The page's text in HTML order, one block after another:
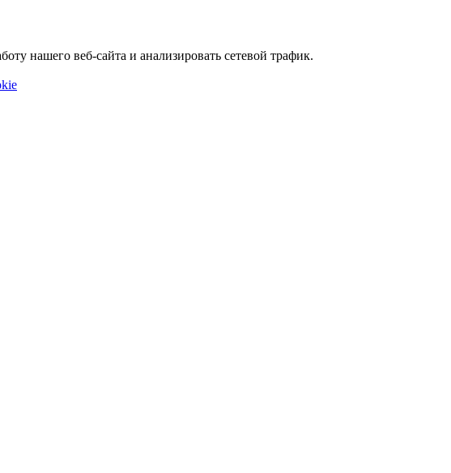
нашего веб-сайта и анализировать сетевой трафик.